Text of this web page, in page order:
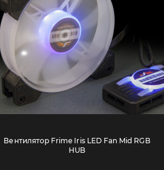
Вентилятор Frime Iris LED Fan Mid RGB
HUB